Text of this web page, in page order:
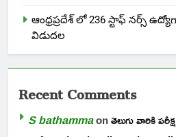
ఆంధ్రప్రదేశ్ లో 236 స్టాఫ్ నర్స్
విడుదల
Recent Comments
S bathammaonతెలుగు వారికి